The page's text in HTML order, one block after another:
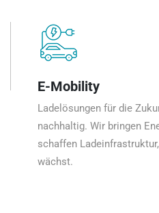
E-Mobility
Ladelösungen für die
nachhaltig. Wir bringen
schaffen
wächst.